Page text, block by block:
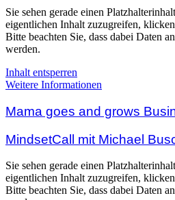
Sie sehen gerade einen
eigentlichen Inhalt zuzugreifen,
Bitte beachten Sie, dass dabei Daten
werden.
Inhalt entsperren
Weitere Informationen
Mama goes and grows
MindsetCall mit Michael
Sie sehen gerade einen
eigentlichen Inhalt zuzugreifen,
Bitte beachten Sie, dass dabei Daten